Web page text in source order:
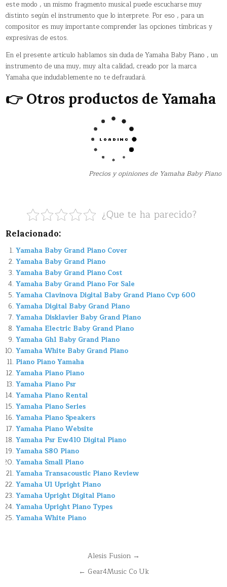
este modo , un mismo fragmento musical puede escucharse muy
distinto según el instrumento que lo interprete. Por eso , para un
compositor es muy importante comprender las opciones tímbricas y
expresivas de estos.
En el presente artículo hablamos sin duda de Yamaha Baby Piano , un
instrumento de una muy, muy alta calidad, creado por la marca
Yamaha que indudablemente no te defraudará.
👉 Otros productos de Yamaha
Precios y opiniones de Yamaha Baby Piano
¿Que te ha parecido?
Relacionado:
Yamaha Baby Grand Piano Cover
Yamaha Baby Grand Piano
Yamaha Baby Grand Piano Cost
Yamaha Baby Grand Piano For Sale
Yamaha Clavinova Digital Baby Grand Piano Cvp 600
Yamaha Digital Baby Grand Piano
Yamaha Disklavier Baby Grand Piano
Yamaha Electric Baby Grand Piano
Yamaha Gh1 Baby Grand Piano
Yamaha White Baby Grand Piano
Piano Piano Yamaha
Yamaha Piano Piano
Yamaha Piano Psr
Yamaha Piano Rental
Yamaha Piano Series
Yamaha Piano Speakers
Yamaha Piano Website
Yamaha Psr Ew410 Digital Piano
Yamaha S80 Piano
Yamaha Small Piano
Yamaha Transacoustic Piano Review
Yamaha U1 Upright Piano
Yamaha Upright Digital Piano
Yamaha Upright Piano Types
Yamaha White Piano
Alesis Fusion →
← Gear4Music Co Uk